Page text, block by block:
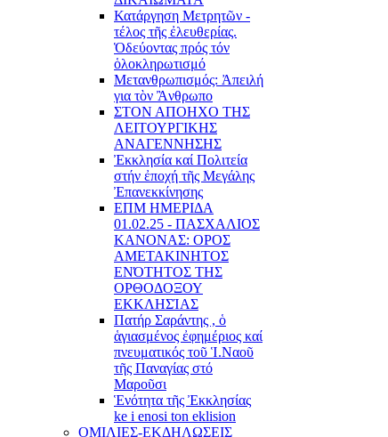
Κατάργηση Μετρητῶν -
τέλος τῆς ἐλευθερίας.
Ὁδεύοντας πρός τόν
ὁλοκληρωτισμό
Μετανθρωπισμός: Ἀπειλή
για τὸν Ἂνθρωπο
ΣΤΟΝ ΑΠΟΗΧΟ ΤΗΣ
ΛΕΙΤΟΥΡΓΙΚΗΣ
ΑΝΑΓΕΝΝΗΣΗΣ
Ἐκκλησία καί Πολιτεία
στήν ἐποχή τῆς Μεγάλης
Ἐπανεκκίνησης
ΕΠΜ ΗΜΕΡΙΔΑ
01.02.25 - ΠΑΣΧΑΛΙΟΣ
ΚΑΝΟΝΑΣ: ΟΡΟΣ
ΑΜΕΤΑΚΙΝΗΤΟΣ
ΕΝΌΤΗΤΟΣ ΤΗΣ
ΟΡΘΟΔΟΞΟΥ
ΕΚΚΛΗΣΊΑΣ
Πατήρ Σαράντης , ὁ
ἁγιασμένος ἐφημέριος καί
πνευματικός τοῦ Ἱ.Ναοῦ
τῆς Παναγίας στό
Μαροῦσι
Ἑνότητα τῆς Ἐκκλησίας
ke i enosi ton eklision
ΟΜΙΛΙΕΣ-ΕΚΔΗΛΩΣΕΙΣ